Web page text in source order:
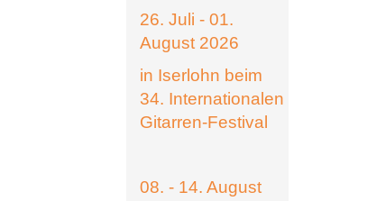
26. Juli - 01.
August 2026
in Iserlohn beim
34. Internationalen
Gitarren-Festival
08. - 14. August